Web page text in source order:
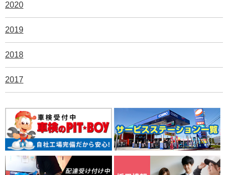
2020
2019
2018
2017